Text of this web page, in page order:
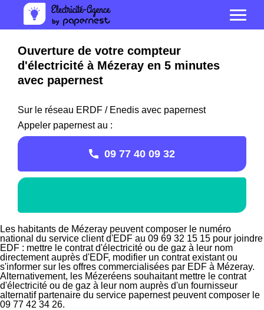
Ouverture de votre compteur
d'électricité à Mézeray en 5 minutes
avec papernest
Sur le réseau ERDF / Enedis avec papernest
Appeler papernest au :
09 77 40 09 32
Les habitants de Mézeray peuvent composer le numéro
national du service client d'EDF au 09 69 32 15 15 pour joindre
EDF : mettre le contrat d'électricité ou de gaz à leur nom
directement auprès d'EDF, modifier un contrat existant ou
s'informer sur les offres commercialisées par EDF à Mézeray.
Alternativement, les Mézeréens souhaitant mettre le contrat
d'électricité ou de gaz à leur nom auprès d'un fournisseur
alternatif partenaire du service papernest peuvent composer le
09 77 42 34 26.